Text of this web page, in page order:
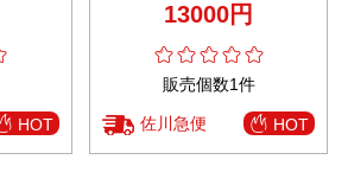
HOT
13000円
販売個数1件
佐川急便 HOT